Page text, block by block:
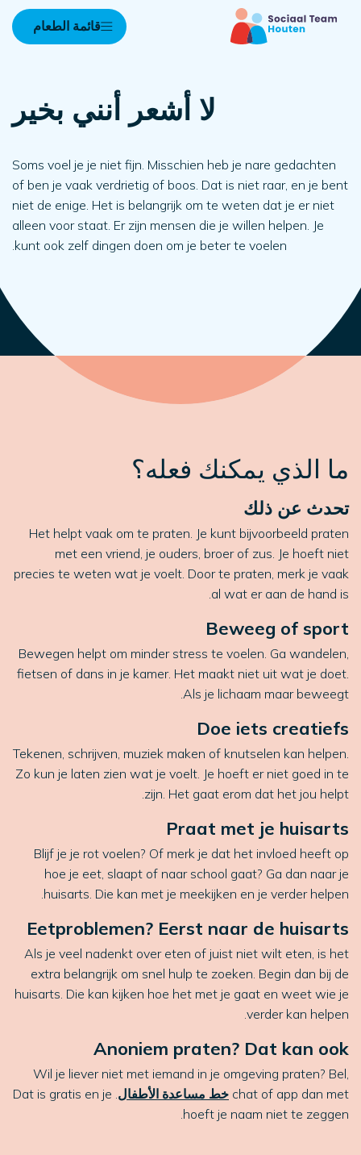
قائمة الطعام
لا أشعر أنني بخير
Soms voel je je niet fijn. Misschien heb je nare gedachten
of ben je vaak verdrietig of boos. Dat is niet raar, en je bent
niet de enige. Het is belangrijk om te weten dat je er niet
alleen voor staat. Er zijn mensen die je willen helpen. Je
kunt ook zelf dingen doen om je beter te voelen.
ما الذي يمكنك فعله؟
تحدث عن ذلك
Het helpt vaak om te praten. Je kunt bijvoorbeeld praten
met een vriend, je ouders, broer of zus. Je hoeft niet
precies te weten wat je voelt. Door te praten, merk je vaak
al wat er aan de hand is.
Beweeg of sport
Bewegen helpt om minder stress te voelen. Ga wandelen,
fietsen of dans in je kamer. Het maakt niet uit wat je doet.
Als je lichaam maar beweegt.
Doe iets creatiefs
Tekenen, schrijven, muziek maken of knutselen kan helpen.
Zo kun je laten zien wat je voelt. Je hoeft er niet goed in te
zijn. Het gaat erom dat het jou helpt.
Praat met je huisarts
Blijf je je rot voelen? Of merk je dat het invloed heeft op
hoe je eet, slaapt of naar school gaat? Ga dan naar je
huisarts. Die kan met je meekijken en je verder helpen.
Eetproblemen? Eerst naar de huisarts
Als je veel nadenkt over eten of juist niet wilt eten, is het
extra belangrijk om snel hulp te zoeken. Begin dan bij de
huisarts. Die kan kijken hoe het met je gaat en weet wie je
verder kan helpen.
Anoniem praten? Dat kan ook
Wil je liever niet met iemand in je omgeving praten? Bel,
chat of app dan met خط مساعدة الأطفال . Dat is gratis en je
hoeft je naam niet te zeggen.